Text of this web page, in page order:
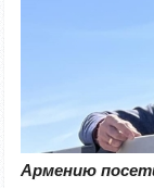
Армению